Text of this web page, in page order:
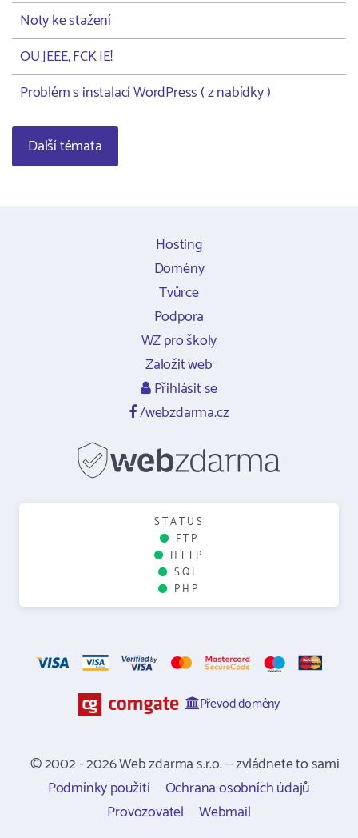
Noty ke stažení
OU JEEE, FCK IE!
Problém s instalací WordPress ( z nabídky )
Další témata
Hosting
Domény
Tvůrce
Podpora
WZ pro školy
Založit web
Přihlásit se
/webzdarma.cz
STATUS
FTP
HTTP
SQL
PHP
Převod domény
© 2002 - 2026 Web zdarma s.r.o. — zvládnete to sami
Podmínky použití
Ochrana osobních údajů
Provozovatel
Webmail